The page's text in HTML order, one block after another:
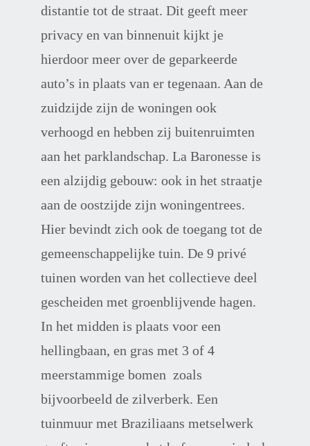
distantie tot de straat. Dit geeft meer
privacy en van binnenuit kijkt je
hierdoor meer over de geparkeerde
auto’s in plaats van er tegenaan. Aan de
zuidzijde zijn de woningen ook
verhoogd en hebben zij buitenruimten
aan het parklandschap. La Baronesse is
een alzijdig gebouw: ook in het straatje
aan de oostzijde zijn woningentrees.
Hier bevindt zich ook de toegang tot de
gemeenschappelijke tuin. De 9 privé
tuinen worden van het collectieve deel
gescheiden met groenblijvende hagen.
In het midden is plaats voor een
hellingbaan, en gras met 3 of 4
meerstammige bomen  zoals
bijvoorbeeld de zilverberk. Een
tuinmuur met Braziliaans metselwerk